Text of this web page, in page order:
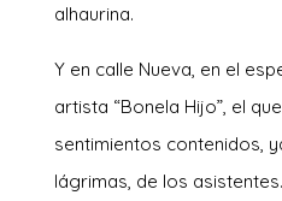
alhaurina.
Y en calle Nueva, en el
artista “Bonela Hijo”, el
sentimientos contenidos,
lágrimas, de los asistentes.